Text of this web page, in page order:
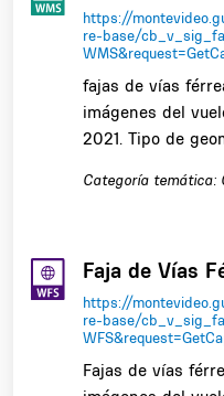
https://
re-base/
fajas de vías
imágenes del
2021. Tipo de
Categoría temática:
Faja de Vías
https://
re-base/
Fajas de vías